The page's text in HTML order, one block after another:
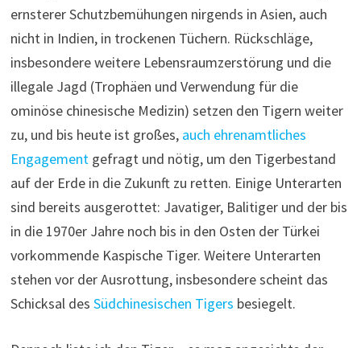
ernsterer Schutzbemühungen nirgends in Asien, auch
nicht in Indien, in trockenen Tüchern. Rückschläge,
insbesondere weitere Lebensraumzerstörung und die
illegale Jagd (Trophäen und Verwendung für die
ominöse chinesische Medizin) setzen den Tigern weiter
zu, und bis heute ist großes, auch ehrenamtliches
Engagementgefragt und nötig, um den Tigerbestand
auf der Erde in die Zukunft zu retten. Einige Unterarten
sind bereits ausgerottet: Javatiger, Balitiger und der bis
in die 1970er Jahre noch bis in den Osten der Türkei
vorkommende Kaspische Tiger. Weitere Unterarten
stehen vor der Ausrottung, insbesondere scheint das
Schicksal des Südchinesischen Tigers besiegelt.